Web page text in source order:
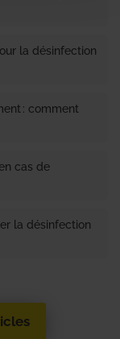
la désinfection
: comment
cas de
la désinfection